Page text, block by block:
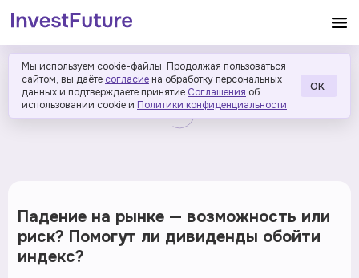
Мы используем cookie-файлы. Продолжая пользоваться
сайтом, вы даёте согласие на обработку персональных
данных и подтверждаете принятие Соглашения об
использовании cookie и Политики конфиденциальности.
ОК
Падение на рынке — возможность или
риск? Помогут ли дивиденды обойти
индекс?